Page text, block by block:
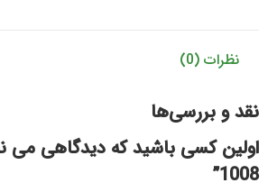
نظرات (0)
نقد و بررسی‌ها
1008”